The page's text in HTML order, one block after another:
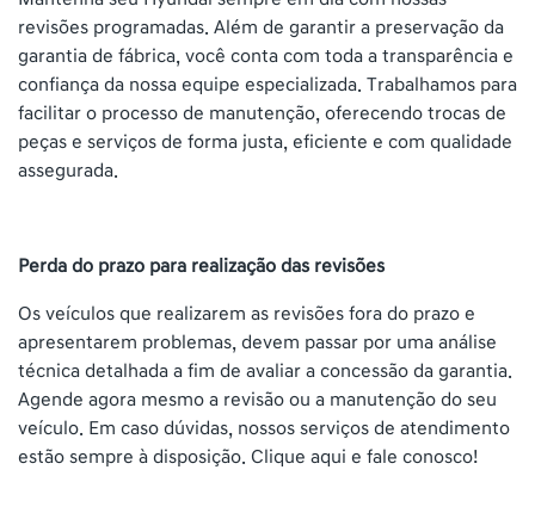
revisões programadas. Além de garantir a preservação da
garantia de fábrica, você conta com toda a transparência e
confiança da nossa equipe especializada. Trabalhamos para
facilitar o processo de manutenção, oferecendo trocas de
peças e serviços de forma justa, eficiente e com qualidade
assegurada.
Perda do prazo para realização das revisões
Os veículos que realizarem as revisões fora do prazo e
apresentarem problemas, devem passar por uma análise
técnica detalhada a fim de avaliar a concessão da garantia.
Agende agora mesmo a revisão ou a manutenção do seu
veículo. Em caso dúvidas, nossos serviços de atendimento
estão sempre à disposição. Clique aqui e fale conosco!